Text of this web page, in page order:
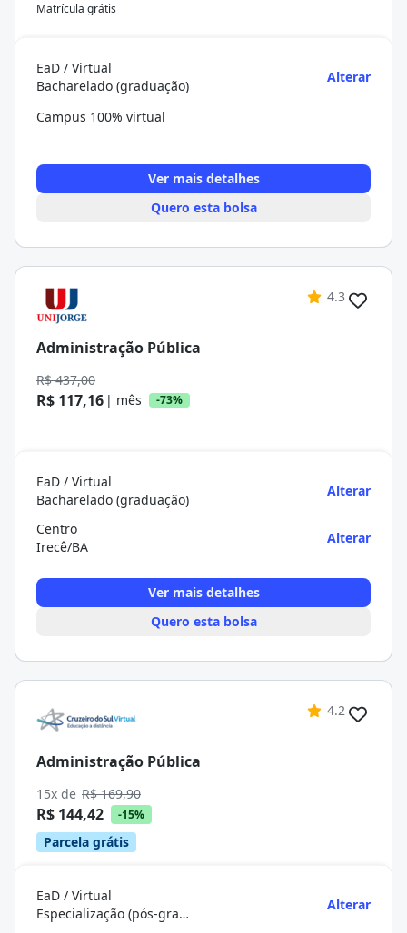
Matrícula grátis
EaD / Virtual
Bacharelado (graduação)
Alterar
Campus 100% virtual
Ver mais detalhes
Quero esta bolsa
4.3
Administração Pública
R$ 437,00
R$ 117,16 | mês -73%
EaD / Virtual
Bacharelado (graduação)
Alterar
Centro
Irecê/BA
Alterar
Ver mais detalhes
Quero esta bolsa
4.2
Administração Pública
15x de R$ 169,90
R$ 144,42 -15%
Parcela grátis
EaD / Virtual
Especialização (pós-graduação)
Alterar